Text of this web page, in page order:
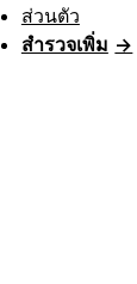
ส่วนตัว
สำรวจเพิ่ม →